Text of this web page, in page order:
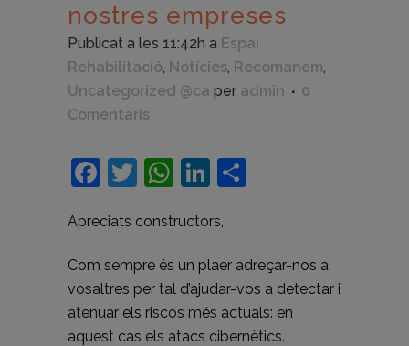
nostres empreses
Publicat a les 11:42h a Espai
Rehabilitació, Notícies, Recomanem,
Uncategorized @ca per admin
0
Comentaris
Facebook
Twitter
WhatsApp
LinkedIn
Apreciats constructors,
Com sempre és un plaer adreçar-nos a
vosaltres per tal d’ajudar-vos a detectar i
atenuar els riscos més actuals: en
aquest cas els atacs cibernètics.